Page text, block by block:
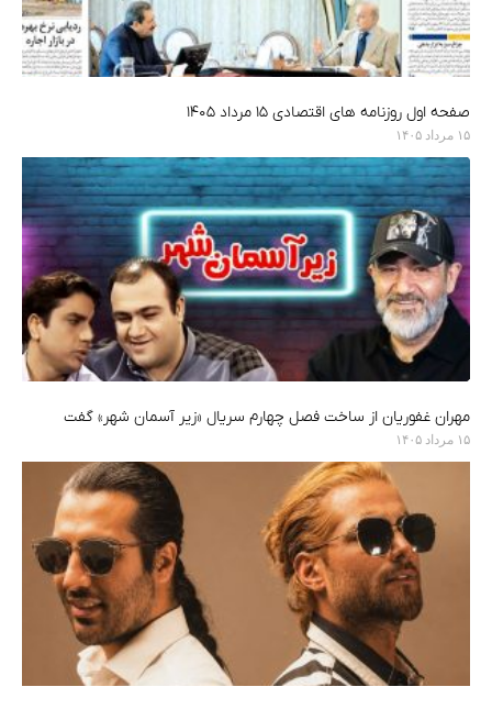
صفحه اول روزنامه های اقتصادی ۱۵ مرداد ۱۴۰۵
۱۵ مرداد ۱۴۰۵
مهران غفوریان از ساخت فصل چهارم سریال «زیر آسمان شهر» گفت
۱۵ مرداد ۱۴۰۵